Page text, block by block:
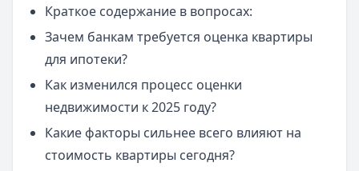
Краткое содержание в вопросах:
Зачем банкам требуется оценка квартиры
для ипотеки?
Как изменился процесс оценки
недвижимости к 2025 году?
Какие факторы сильнее всего влияют на
стоимость квартиры сегодня?